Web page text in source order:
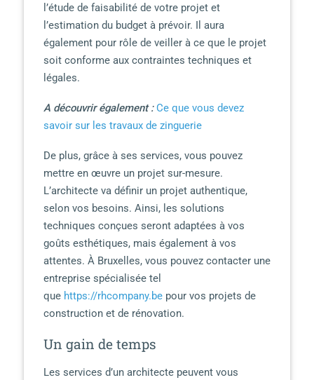
l’étude de faisabilité de votre projet et
l’estimation du budget à prévoir. Il aura
également pour rôle de veiller à ce que le projet
soit conforme aux contraintes techniques et
légales.
A découvrir également : Ce que vous devez
savoir sur les travaux de zinguerie
De plus, grâce à ses services, vous pouvez
mettre en œuvre un projet sur-mesure.
L’architecte va définir un projet authentique,
selon vos besoins. Ainsi, les solutions
techniques conçues seront adaptées à vos
goûts esthétiques, mais également à vos
attentes. À Bruxelles, vous pouvez contacter une
entreprise spécialisée tel
que https://rhcompany.bepour vos projets de
construction et de rénovation.
Un gain de temps
Les services d’un architecte peuvent vous